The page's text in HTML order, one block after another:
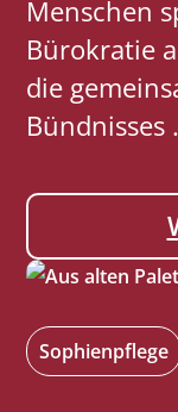
Menschen
Bürokratie
die
Bündnisses
Sophienpflege